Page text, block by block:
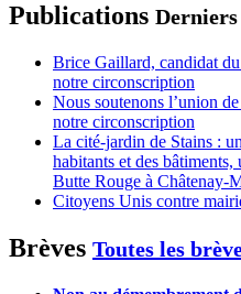
Publications
Brice Gaillard, candidat
notre circonscription
Nous soutenons l’union
notre circonscription
La cité-jardin de Stains :
habitants et des
Butte Rouge à Châtenay-
Citoyens Unis contre
Brèves Toutes les